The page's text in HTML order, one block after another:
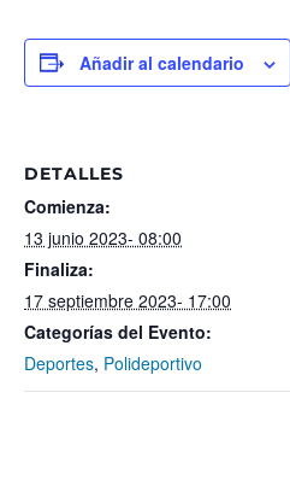
Añadir al calendario
DETALLES
Comienza:
13 junio 2023- 08:00
Finaliza:
17 septiembre 2023- 17:00
Categorías del Evento:
Deportes, Polideportivo